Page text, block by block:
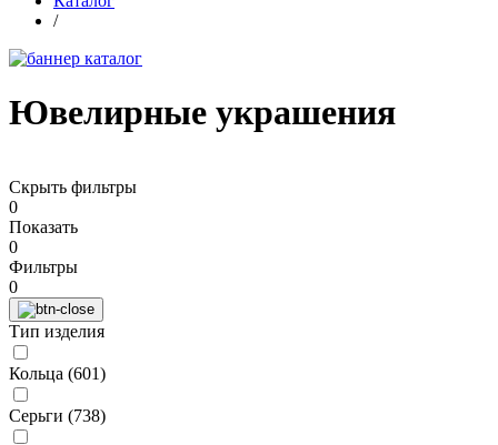
/
Ювелирные украшения
Скрыть фильтры
0
Показать
0
Фильтры
0
Тип изделия
Кольца (601)
Серьги (738)